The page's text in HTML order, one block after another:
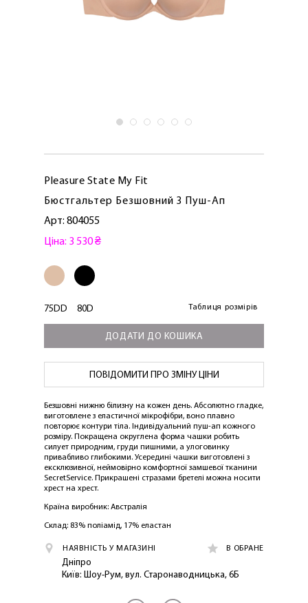
Pleasure State My Fit
Бюстгальтер Безшовний З Пуш-Ап
Арт: 804055
Ціна: 3 530 ₴
75DD 80D Таблиця розмірів
ДОДАТИ ДО КОШИКА
ПОВІДОМИТИ ПРО ЗМІНУ ЦІНИ
Безшовні нижню білизну на кожен день. Абсолютно гладке,
виготовлене з еластичної мікрофібри, воно плавно
повторює контури тіла. Індивідуальний пуш-ап кожного
розміру. Покращена округлена форма чашки робить
силует природним, груди пишними, а улоговинку
привабливо глибокими. Усередині чашки виготовлені з
ексклюзивної, неймовірно комфортної замшевої тканини
SecretService. Прикрашені стразами бретелі можна носити
хрест на хрест.
Країна виробник: Австралія
Склад: 83% поліамід, 17% еластан
НАЯВНІСТЬ У МАГАЗИНІ В ОБРАНЕ
Дніпро
Київ: Шоу-Рум, вул. Старонаводницька, 6Б
ЛАСКАВО ПРОСИМО ДО
ПЕРШЕ ПОКУПКУ